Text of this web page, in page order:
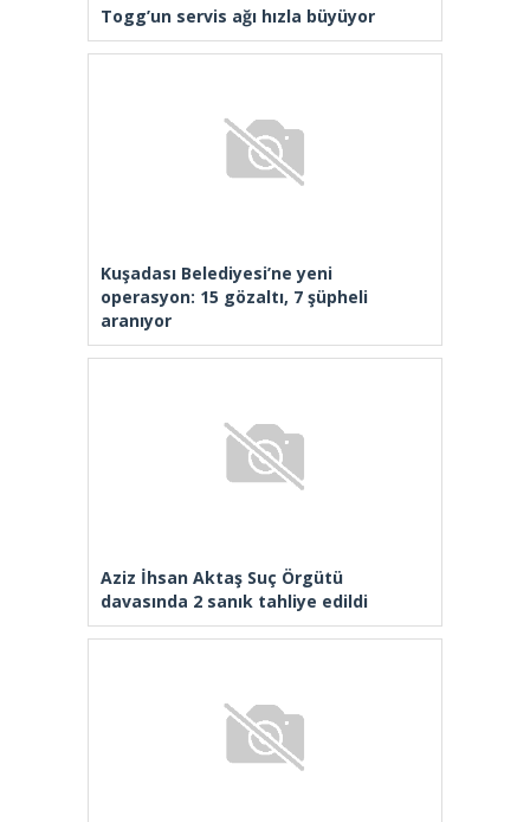
Togg’un servis ağı hızla büyüyor
Kuşadası Belediyesi’ne yeni
operasyon: 15 gözaltı, 7 şüpheli
aranıyor
Aziz İhsan Aktaş Suç Örgütü
davasında 2 sanık tahliye edildi